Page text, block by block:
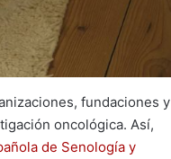
fundaciones y
oncológica. Así,
de Senología y